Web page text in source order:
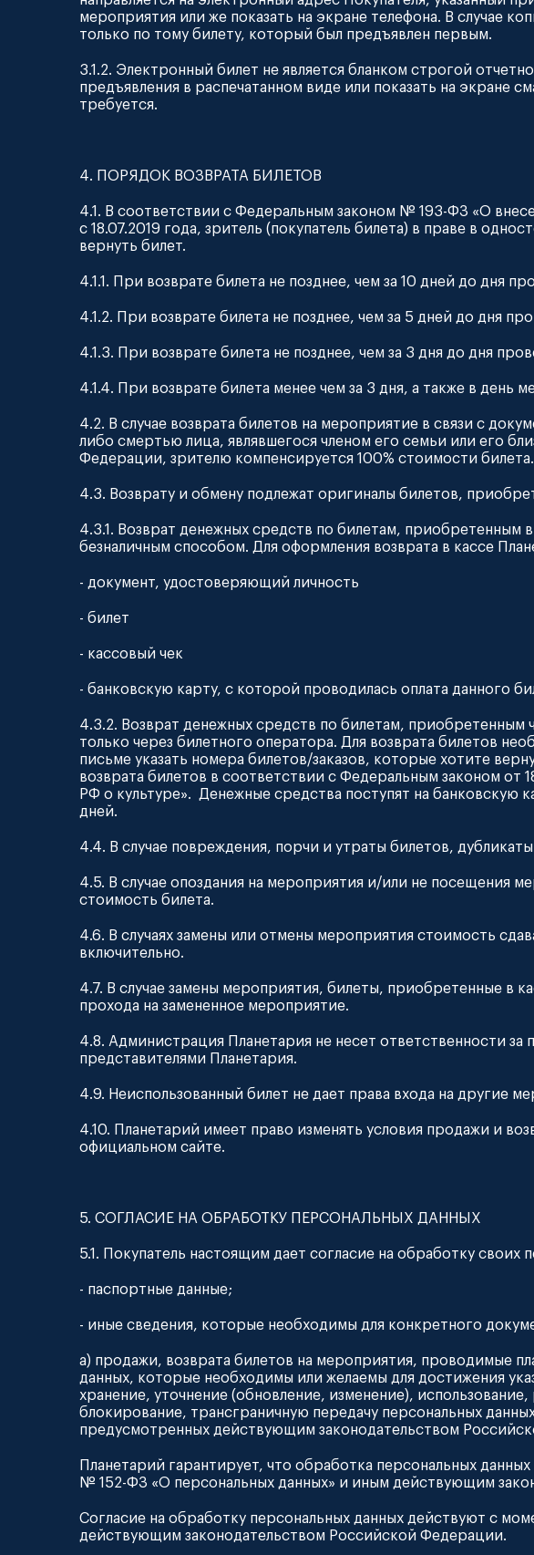
мероприятия или же показать на экране телефона. В случае
только по тому билету, который был предъявлен первым.
3.1.2. Электронный билет не является бланком строгой
предъявления в распечатанном виде или показать на экране
требуется.
4. ПОРЯДОК ВОЗВРАТА БИЛЕТОВ
4.1. В соответствии с Федеральным законом № 193-ФЗ «О
с 18.07.2019 года, зритель (покупатель билета) в праве в
вернуть билет.
4.1.1. При возврате билета не позднее, чем за 10 дней до дня
4.1.2. При возврате билета не позднее, чем за 5 дней до дня
4.1.3. При возврате билета не позднее, чем за 3 дня до дня
4.1.4. При возврате билета менее чем за 3 дня, а также в день
4.2. В случае возврата билетов на мероприятие в связи с
либо смертью лица, являвшегося членом его семьи или его
Федерации, зрителю компенсируется 100% стоимости билета.
4.3. Возврату и обмену подлежат оригиналы билетов,
4.3.1. Возврат денежных средств по билетам, приобретенным
безналичным способом. Для оформления возврата в кассе
- документ, удостоверяющий личность
- билет
- кассовый чек
- банковскую карту, с которой проводилась оплата данного
4.3.2. Возврат денежных средств по билетам, приобретенным
только через билетного оператора. Для возврата билетов
письме указать номера билетов/заказов, которые хотите
возврата билетов в соответствии с Федеральным законом
РФ о культуре». Денежные средства поступят на банковскую
дней.
4.4. В случае повреждения, порчи и утраты билетов,
4.5. В случае опоздания на мероприятия и/или не посещения
стоимость билета.
4.6. В случаях замены или отмены мероприятия стоимость
включительно.
4.7. В случае замены мероприятия, билеты, приобретенные в
прохода на замененное мероприятие.
4.8. Администрация Планетария не несет ответственности
представителями Планетария.
4.9. Неиспользованный билет не дает права входа на другие
4.10. Планетарий имеет право изменять условия продажи и
официальном сайте.
5. СОГЛАСИЕ НА ОБРАБОТКУ ПЕРСОНАЛЬНЫХ ДАННЫХ
5.1. Покупатель настоящим дает согласие на обработку своих
- паспортные данные;
- иные сведения, которые необходимы для конкретного
а) продажи, возврата билетов на мероприятия, проводимые
данных, которые необходимы или желаемы для достижения
хранение, уточнение (обновление, изменение),
блокирование, трансграничную передачу персональных
предусмотренных действующим законодательством
Планетарий гарантирует, что обработка персональных
№ 152-ФЗ «О персональных данных» и иным действующим
Согласие на обработку персональных данных действуют с
действующим законодательством Российской Федерации.